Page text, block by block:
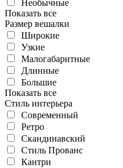
Необычные
Показать все
Размер вешалки
Широкие
Узкие
Малогабаритные
Длинные
Большие
Показать все
Стиль интерьера
Современный
Ретро
Скандинавский
Стиль Прованс
Кантри